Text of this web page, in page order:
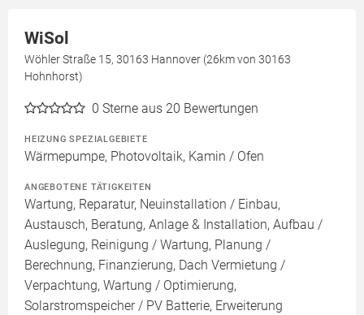
WiSol
Wöhler Straße 15, 30163 Hannover (26km von 30163
Hohnhorst)
0 Sterne aus 20 Bewertungen
HEIZUNG SPEZIALGEBIETE
Wärmepumpe, Photovoltaik, Kamin / Ofen
ANGEBOTENE TÄTIGKEITEN
Wartung, Reparatur, Neuinstallation / Einbau,
Austausch, Beratung, Anlage & Installation, Aufbau /
Auslegung, Reinigung / Wartung, Planung /
Berechnung, Finanzierung, Dach Vermietung /
Verpachtung, Wartung / Optimierung,
Solarstromspeicher / PV Batterie, Erweiterung